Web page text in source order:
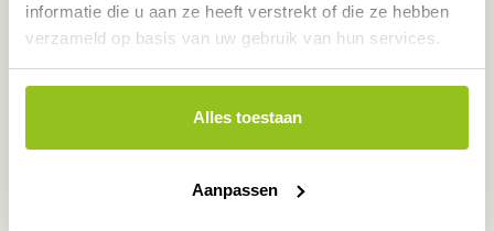
informatie die u aan ze heeft verstrekt of die ze hebben
verzameld op basis van uw gebruik van hun services.
Alles toestaan
Aanpassen
KCl bewaarvloeistof
kan
gekozen
op
kan
gekozen
op